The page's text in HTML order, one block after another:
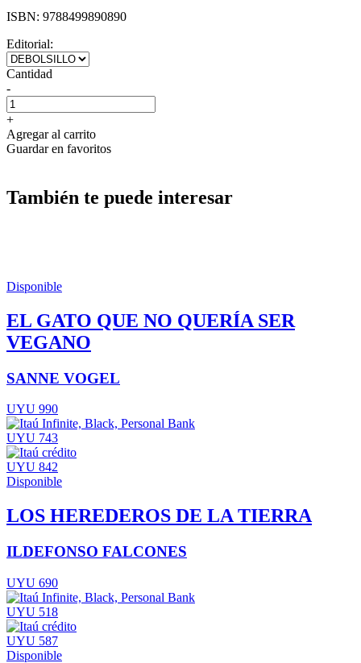
ISBN: 9788499890890
Editorial:
Cantidad
-
+
Agregar al carrito
Guardar en favoritos
También te puede interesar
Disponible
EL GATO QUE NO QUERÍA SER
VEGANO
SANNE VOGEL
UYU 990
UYU 743
UYU 842
Disponible
LOS HEREDEROS DE LA TIERRA
ILDEFONSO FALCONES
UYU 690
UYU 518
UYU 587
Disponible